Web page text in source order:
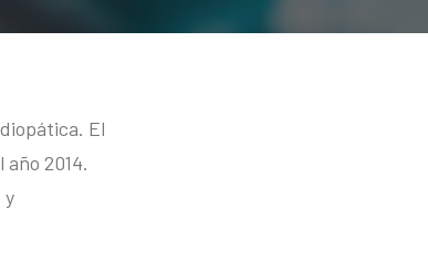
El
2014.
y